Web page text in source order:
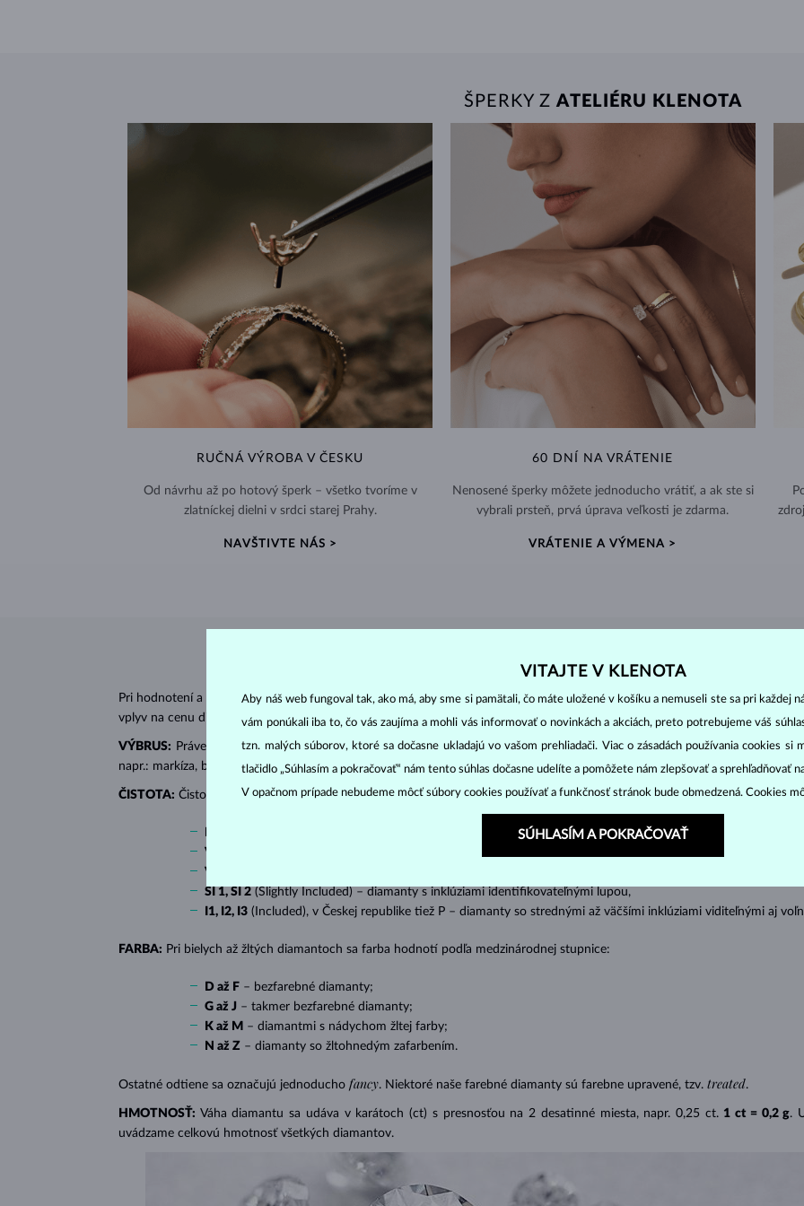
ŠPERKY Z ATELIÉRU KLENOTA
RUČNÁ VÝROBA V ČESKU
Od návrhu až po hotový šperk – všetko tvoríme v
zlatníckej dielni v srdci starej Prahy.
NAVŠTIVTE NÁS >
60 DNÍ NA VRÁTENIE
Nenosené šperky môžete jednoducho vrátiť, a ak ste si
vybrali prsteň, prvá úprava veľkosti je zdarma.
VRÁTENIE A VÝMENA >
DIAMANTOVÉŠPERKY
Pri hodnotení a certifikáciidiamantovsa posudzujú ich základné parametre, tzv. 4C: výbrus (cut), čistota (clarity), farba (
vplyv na cenu diamantu.
VÝBRUS: Práve správny výbrus dodáva diamantu jeho oslnivý lesk. Najobľúbenejší je výbrus guľatý, tzv. briliant.
napr.: markíza, bageta, srdiečko, slza, ovál či princess (štvorboký alebo trojboký výbrus s ostrými rohmi, populárny najmä u
ČISTOTA: Čistotu určuje množstvo, veľkosť a rozloženie tzv. inkluzií čiže vnútorných nedokonalostí diamantu:
(Internally Flawless) – diamanty s absolútnou transparentnosťou bez inklúzií,
VVS 1, VVS 2
VS 1, VS 2
SI 1, SI 2 (Slightly Included) – diamanty s inklúziami identifikovateľnými lupou,
I1, I2, I3 (Included), v Českej republike tiež P – diamanty so strednými až väčšími inklúziami viditeľnými aj
FARBA: Pri bielych až žltých diamantoch sa farba hodnotí podľa medzinárodnej stupnice:
D až F – bezfarebné diamanty;
G až J – takmer bezfarebné diamanty;
K až M – diamantmi s nádychom žltej farby;
N až Z – diamanty so žltohnedým zafarbením.
Ostatné odtiene sa označujú jednoducho fancy. Niektoré naše farebné diamanty sú farebne upravené, tzv. treated.
HMOTNOSŤ: Váha diamantu sa udáva v karátoch (ct) s presnosťou na 2 desatinné miesta, napr. 0,25 ct. 1 ct = 0,2 g.
uvádzame celkovú hmotnosť všetkých diamantov.
VITAJTE V KLENOTA
Aby náš web fungoval tak, ako má, aby sme si pamätali, čo máte uložené v košíku a nemuseli ste sa pri každej
vám ponúkali iba to, čo vás zaujíma a mohli vás informovať o novinkách a akciách, preto potrebujeme váš
tzn. malých súborov, ktoré sa dočasne ukladajú vo vašom prehliadači. Viac o zásadách používania cookies si
tlačidlo „Súhlasím a pokračovať“ nám tento súhlas dočasne udelíte a pomôžete nám zlepšovať a sprehľadňovať
V opačnom prípade nebudeme môcť súbory cookies používať a funkčnosť stránok bude obmedzená. Cookies
SÚHLASÍM A POKRAČOVAŤ